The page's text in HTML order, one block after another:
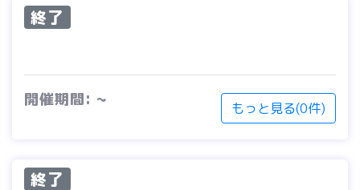
終了
開催期間: ~ もっと見る(0件)
終了